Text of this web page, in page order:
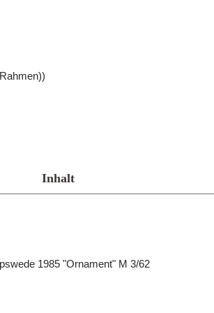
Inhalt
1985 "Ornament" M 3/62